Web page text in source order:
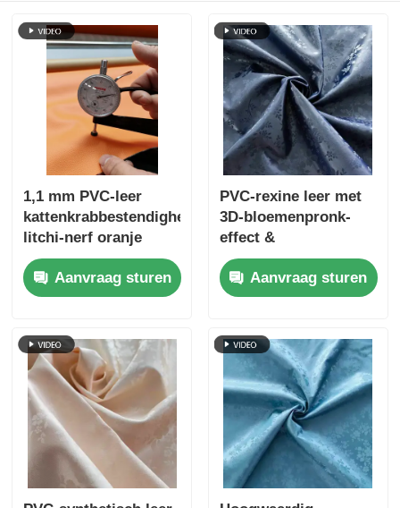
1,1 mm PVC-leer
kattenkrabbestendigheid
litchi-nerf oranje
Aanvraag sturen
PVC-rexine leer met
3D-bloemenpronk-
effect &
milieuvriendelijk voor
thuis- en hotelgebruik
Aanvraag sturen